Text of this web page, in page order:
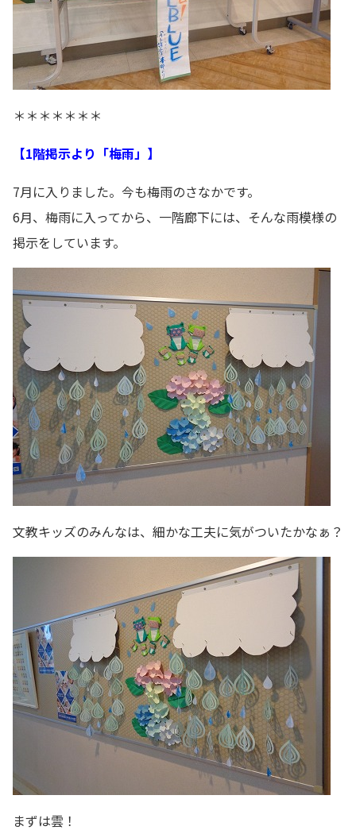
＊＊＊＊＊＊＊
【1階掲示より「梅雨」】
7月に入りました。今も梅雨のさなかです。
6月、梅雨に入ってから、一階廊下には、そんな雨模様の
掲示をしています。
文教キッズのみんなは、細かな工夫に気がついたかなぁ？
まずは雲！